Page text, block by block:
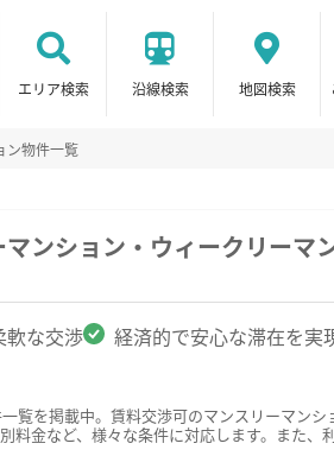
エリア検索 沿線検索 地図検索
ン物件一覧
ンション・ウィークリーマ
軟な交渉 経済的で安心な滞在を実
を掲載中。賃料交渉可のマンスリーマン
金など、様々な条件に対応します。また